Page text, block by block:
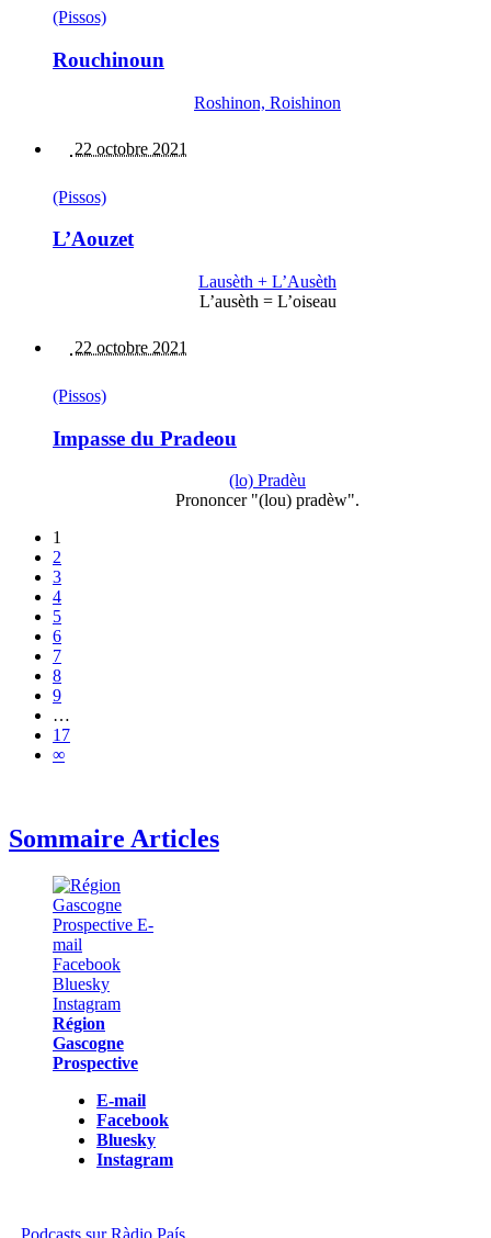
(Pissos)
Rouchinoun
Roshinon, Roishinon
22 octobre 2021
(Pissos)
L’Aouzet
Lausèth + L’Ausèth
L’ausèth = L’oiseau
22 octobre 2021
(Pissos)
Impasse du Pradeou
(lo) Pradèu
Prononcer "(lou) pradèw".
1
2
3
4
5
6
7
8
9
…
17
∞
Sommaire Articles
Région
Gascogne
Prospective
E-mail
Facebook
Bluesky
Instagram